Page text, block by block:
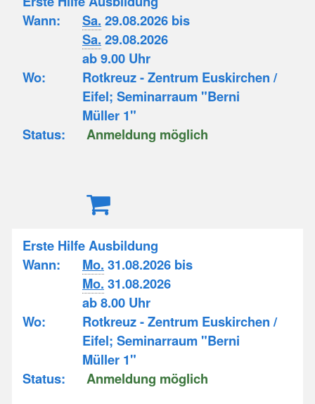
Wann:
Sa. 29.08.2026 bis
Sa. 29.08.2026
ab 9.00 Uhr
Wo:
Rotkreuz - Zentrum Euskirchen /
Eifel; Seminarraum "Berni
Müller 1"
Status:
Anmeldung möglich
Erste Hilfe Ausbildung
Wann:
Mo. 31.08.2026 bis
Mo. 31.08.2026
ab 8.00 Uhr
Wo:
Rotkreuz - Zentrum Euskirchen /
Eifel; Seminarraum "Berni
Müller 1"
Status:
Anmeldung möglich